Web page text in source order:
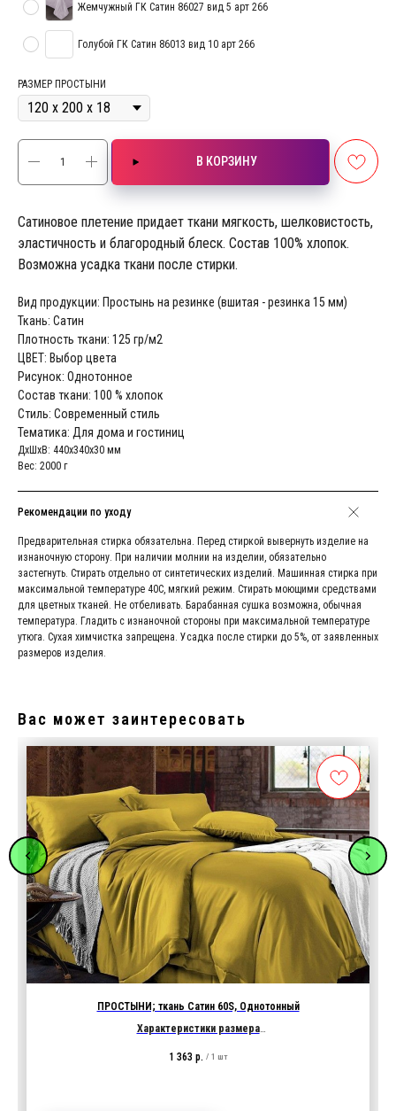
Жемчужный ГК Сатин 86027 вид 5 арт 266
Голубой ГК Сатин 86013 вид 10 арт 266
РАЗМЕР ПРОСТЫНИ
В КОРЗИНУ
Сатиновое плетение придает ткани мягкость, шелковистость,
эластичность и благородный блеск. Состав 100% хлопок.
Возможна усадка ткани после стирки.
Вид продукции: Простынь на резинке (вшитая - резинка 15 мм)
Ткань: Сатин
Плотность ткани: 125 гр/м2
ЦВЕТ: Выбор цвета
Рисунок: Однотонное
Состав ткани: 100 % хлопок
Стиль: Современный стиль
Тематика: Для дома и гостиниц
ДxШxВ: 440x340x30 мм
Вес: 2000 г
Рекомендации по уходу
Предварительная стирка обязательна. Перед стиркой вывернуть изделие на
изнаночную сторону. При наличии молнии на изделии, обязательно
застегнуть. Стирать отдельно от синтетических изделий. Машинная стирка при
максимальной температуре 40С, мягкий режим. Стирать моющими средствами
для цветных тканей. Не отбеливать. Барабанная сушка возможна, обычная
температура. Гладить с изнаночной стороны при максимальной температуре
утюга. Сухая химчистка запрещена. Усадка после стирки до 5%, от заявленных
размеров изделия.
Вас может заинтересовать
ПРОСТЫНИ; ткань Сатин 60S, Однотонный
Характеристики размера
В карточке выбор: 10 цветов, размеры простыни...
1 363 р. / 1 шт